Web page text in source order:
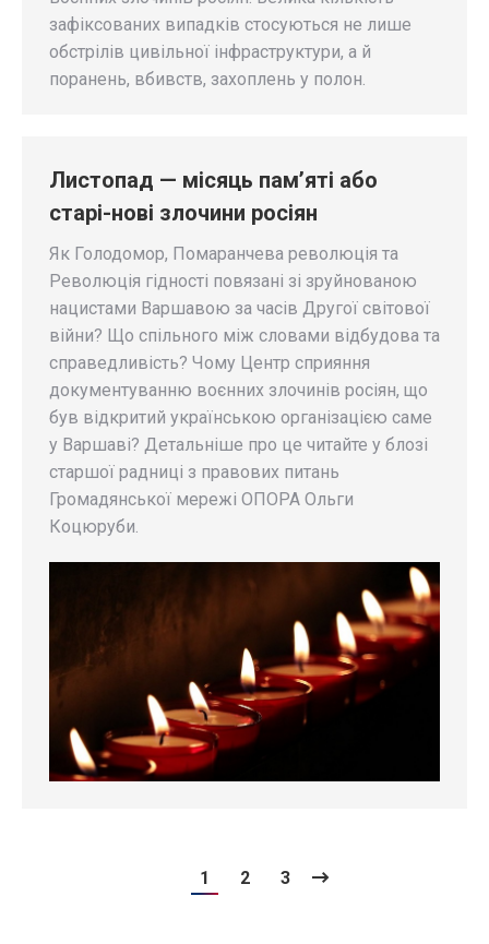
зафіксованих випадків стосуються не лише
обстрілів цивільної інфраструктури, а й
поранень, вбивств, захоплень у полон.
Листопад — місяць пам’яті або
старі-нові злочини росіян
Як Голодомор, Помаранчева революція та
Революція гідності повязані зі зруйнованою
нацистами Варшавою за часів Другої світової
війни? Що спільного між словами відбудова та
справедливість? Чому Центр сприяння
документуванню воєнних злочинів росіян, що
був відкритий українською організацією саме
у Варшаві? Детальніше про це читайте у блозі
старшої радниці з правових питань
Громадянської мережі ОПОРА Ольги
Коцюруби.
1 2 3